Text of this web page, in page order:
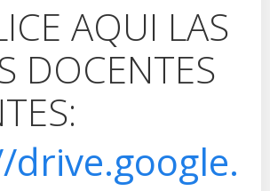
AQUI LAS
DOCENTES